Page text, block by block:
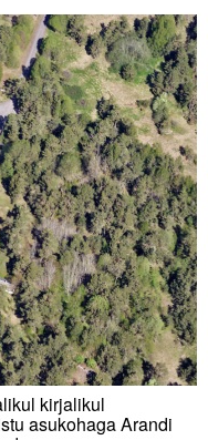
kirjalikul
asukohaga Arandi